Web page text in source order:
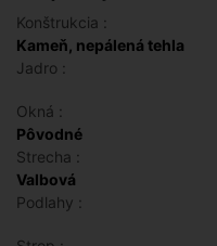
Konštrukcia :
Kameň, nepálená tehla
Jadro :
Okná :
Pôvodné
Strecha :
Valbová
Podlahy :